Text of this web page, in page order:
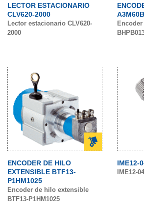
LECTOR ESTACIONARIO
CLV620-2000
Lector estacionario CLV620-
2000
ENCODER DE HILO
EXTENSIBLE BTF13-
P1HM1025
Encoder de hilo extensible
BTF13-P1HM1025
IME12-
IME12-